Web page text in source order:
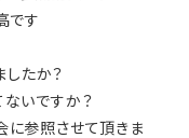
です
たか？
いですか？
に参照させて頂きま